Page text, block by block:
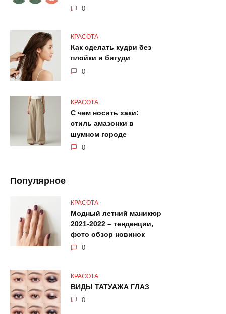
0
КРАСОТА
Как сделать кудри без
плойки и бигуди
0
КРАСОТА
С чем носить хаки:
стиль амазонки в
шумном городе
0
Популярное
КРАСОТА
Модный летний маникюр
2021-2022 – тенденции,
фото обзор новинок
0
КРАСОТА
ВИДЫ ТАТУАЖА ГЛАЗ
0